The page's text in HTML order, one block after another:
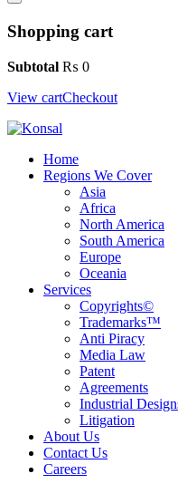
Shopping cart
Subtotal ₨ 0
View cartCheckout
Home
Regions We Cover
Asia
Africa
North America
South America
Europe
Oceania
Services
Copyrights©
Trademarks™
Anti Piracy
Media Law
Patent
Agreements
Industrial
Litigation
About Us
Contact Us
Careers